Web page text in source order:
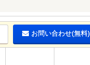
お問い合わせ(無料)